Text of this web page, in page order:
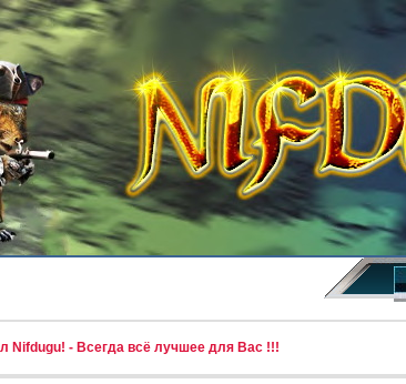
Nifdugu! - Всегда всё лучшее для Вас !!!